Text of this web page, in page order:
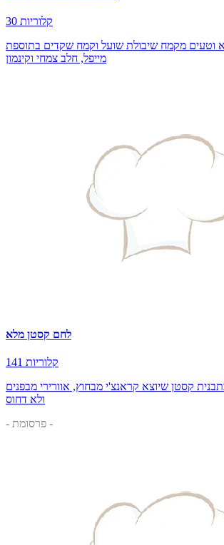
30 קלוריות
וטעים מקמח שיבולת שועל וקמח שקדים בתוספת
מייפל, חלב צמחי וקינמון
לחם קסטן מלא
141 קלוריות
קסטן שיוצא קראנצ'י מבחוץ, אוורירי מבפנים
ולא דחוס
- פרסומת -